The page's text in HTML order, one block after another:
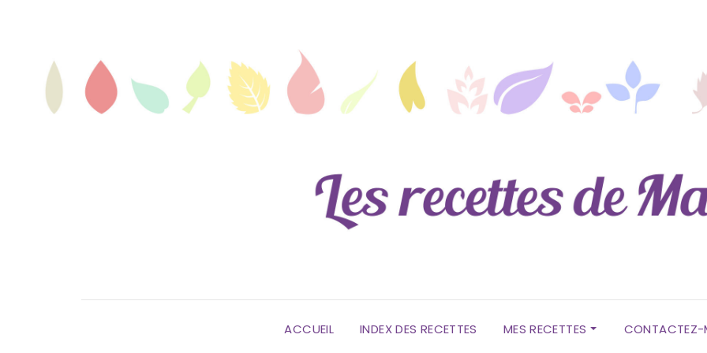
ACCUEIL INDEX DES RECETTES MES RECETTES CONTACTEZ-